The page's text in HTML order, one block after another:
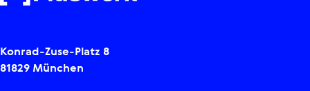
Konrad-Zuse-Platz 8
81829 München